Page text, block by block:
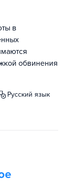
в
обвинения
русский язык